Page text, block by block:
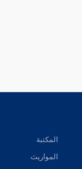
المكتبة
المواريث